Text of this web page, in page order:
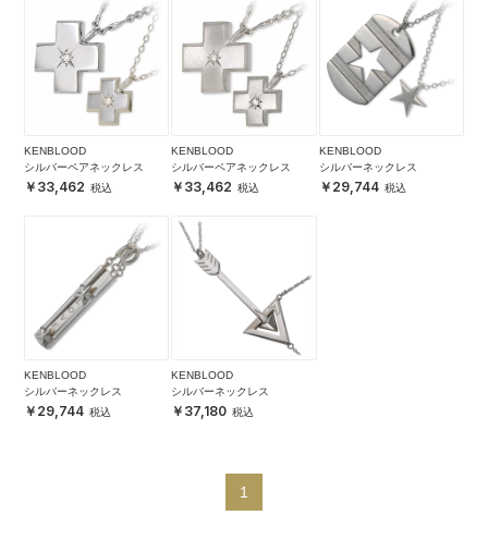
KENBLOOD
シルバーペアネックレス
33,462
KENBLOOD
シルバーペアネックレス
33,462
KENBLOOD
シルバーネックレス
29,744
KENBLOOD
シルバーネックレス
29,744
KENBLOOD
シルバーネックレス
37,180
1